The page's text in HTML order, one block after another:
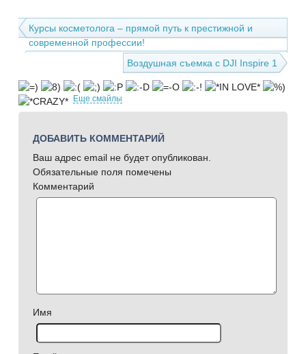
Курсы косметолога – прямой путь к престижной и
современной профессии!
Воздушная съемка с DJI Inspire 1
Еще смайлы
ДОБАВИТЬ КОММЕНТАРИЙ
Ваш адрес email не будет опубликован.
Обязательные поля помечены
Комментарий
Имя